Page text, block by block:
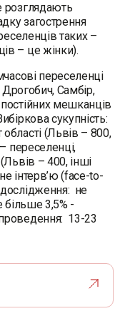
розглядають
загострення
таких –
– це жінки).
переселенці
Дрогобич, Самбір,
мешканців
сукупність:
(Львів – 800,
переселенці,
– 400, інші
інтерв’ю (face-to-
не
більше 3,5% -
13-23